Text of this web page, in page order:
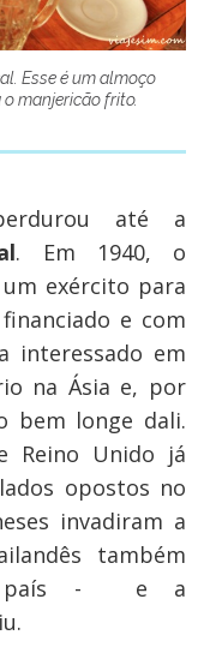
Esse é um almoço
manjericão frito.
até a
. Em 1940, o
exército para
e com
interessado em
na Ásia e, por
bem longe dali.
Reino Unido já
opostos no
invadiram a
também
país - e a